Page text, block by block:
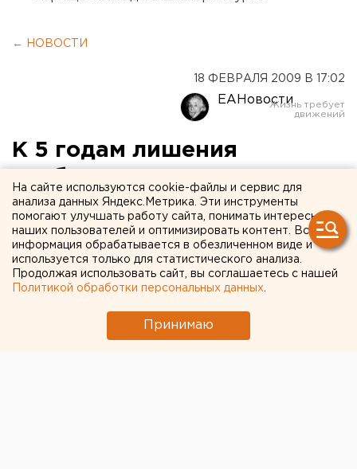
← НОВОСТИ
18 ФЕВРАЛЯ 2009 В 17:02
ЕАНовости
К 5 годам лишения
инспектор ГИБДД за
приготовление наркотиков
К 5 годам лишения свободы осужден инспектор
ГИБДД в Уфе за приготовление наркотиков,
прокуратуры Башкирии.
На сайте используются cookie-файлы и сервис для
анализа данных Яндекс.Метрика. Эти инструменты
помогают улучшать работу сайта, понимать интересы
наших пользователей и оптимизировать контент. Вся
информация обрабатывается в обезличенном виде и
используется только для статистического анализа.
Продолжая использовать сайт, вы соглашаетесь с нашей
Политикой обработки персональных данных
Принимаю